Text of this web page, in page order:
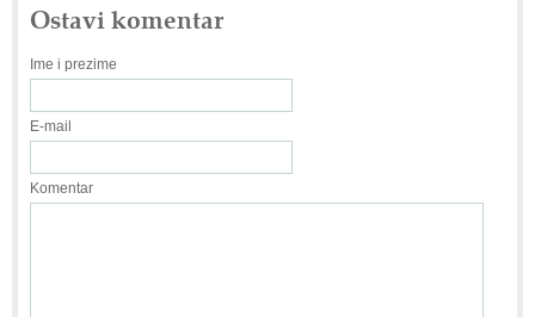
Ostavi komentar
Ime i prezime
E-mail
Komentar